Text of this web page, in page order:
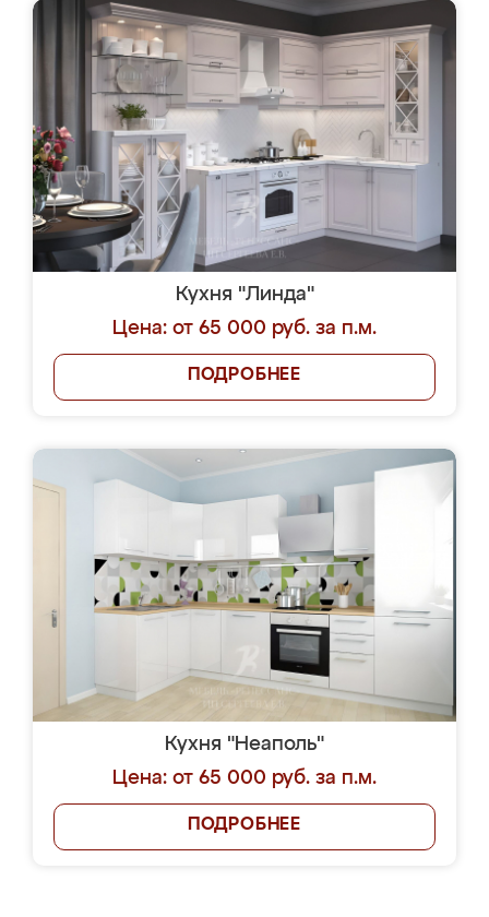
Кухня "Линда"
Цена: от 65 000 руб. за п.м.
ПОДРОБНЕЕ
Кухня "Неаполь"
Цена: от 65 000 руб. за п.м.
ПОДРОБНЕЕ